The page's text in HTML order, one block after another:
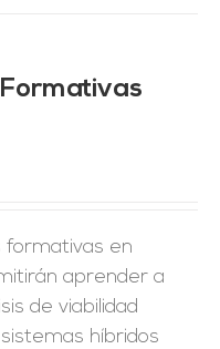
formativas en
aprender a
de viabilidad
híbridos